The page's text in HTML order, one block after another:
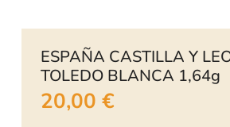
ESPAÑA CASTILLA Y
TOLEDO BLANCA 1,64g
20,00 €